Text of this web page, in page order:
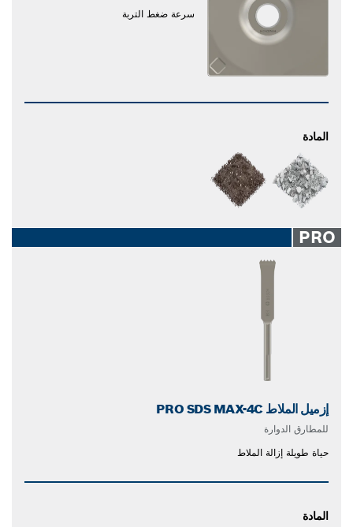
سرعة ضغط التربة
المادة
PRO
إزميل الملاط PRO SDS MAX-4C
للمطارق الدوارة
حياة طويلة إزالة الملاط
المادة